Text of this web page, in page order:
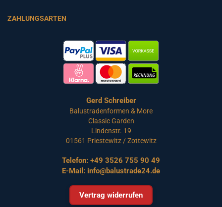
ZAHLUNGSARTEN
Gerd Schreiber
Balustradenformen & More
Classic Garden
Lindenstr. 19
01561 Priestewitz / Zottewitz
Telefon: +49 3526 755 90 49
E-Mail: info@balustrade24.de
Vertrag widerrufen